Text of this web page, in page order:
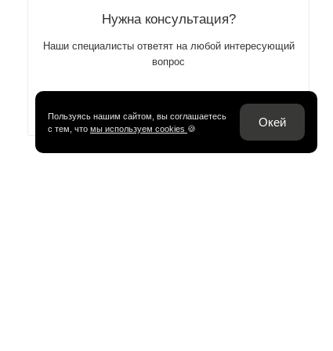
Пользуясь нашим сайтом, вы соглашаетесь
с тем, что мы используем cookies 🍪 Окей
Нужна консультация?
Наши специалисты ответят на любой интересующий
вопрос
ЗАДАТЬ ВОПРОС